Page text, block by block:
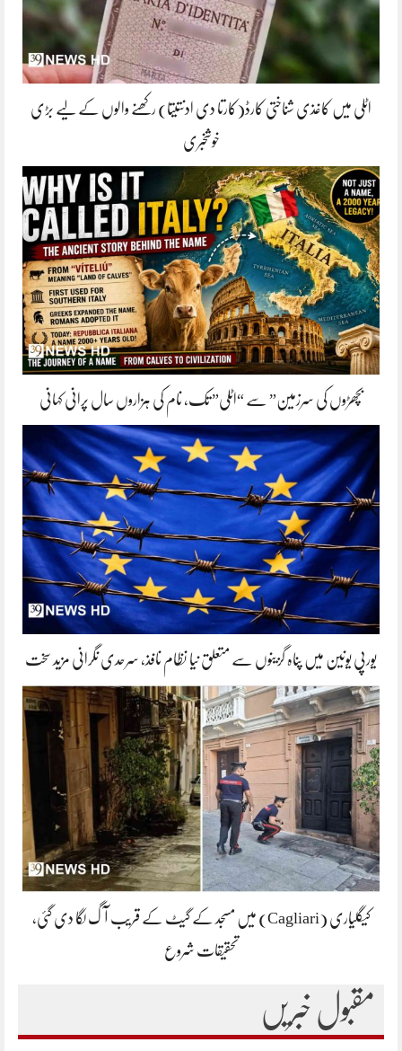
اٹلی میں کاغذی شناختی کارڈ(کارتا دی ادنتیتا) رکھنے والوں کے لیے بڑی
خوشخبری
بچھڑوں کی سرزمین” سے “اٹلی” تک، نام کی ہزاروں سال پرانی کہانی
یورپی یونین میں پناہ گزینوں سے متعلق نیا نظام نافذ، سرحدی نگرانی مزید سخت
کیگلیاری (Cagliari) میں مسجد کے گیٹ کے قریب آگ لگا دی گئی،
تحقیقات شروع
مقبول خبریں